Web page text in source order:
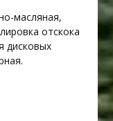
масляная,
отскока
дисковых